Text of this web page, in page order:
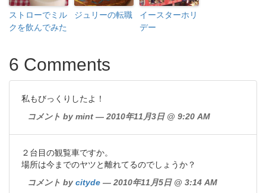
ストローでミル
クを飲んでみた
ジュリーの転職
イースターホリ
デー
6 Comments
私もびっくりしたよ！
コメント by mint — 2010年11月3日 @ 9:20 AM
２台目の観覧車ですか。
場所は今までのヤツと離れてるのでしょうか？
コメント by cityde — 2010年11月5日 @ 3:14 AM